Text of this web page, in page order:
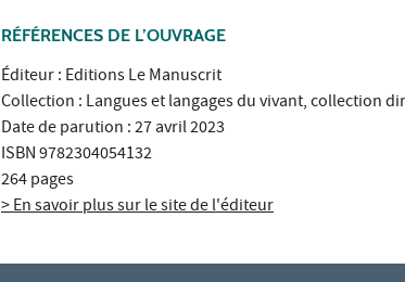
RÉFÉRENCES DE L’OUVRAGE
Éditeur : Editions Le Manuscrit
Collection : Langues et langages du vivant, collection
Date de parution : 27 avril 2023
ISBN 9782304054132
264 pages
> En savoir plus sur le site de l'éditeur